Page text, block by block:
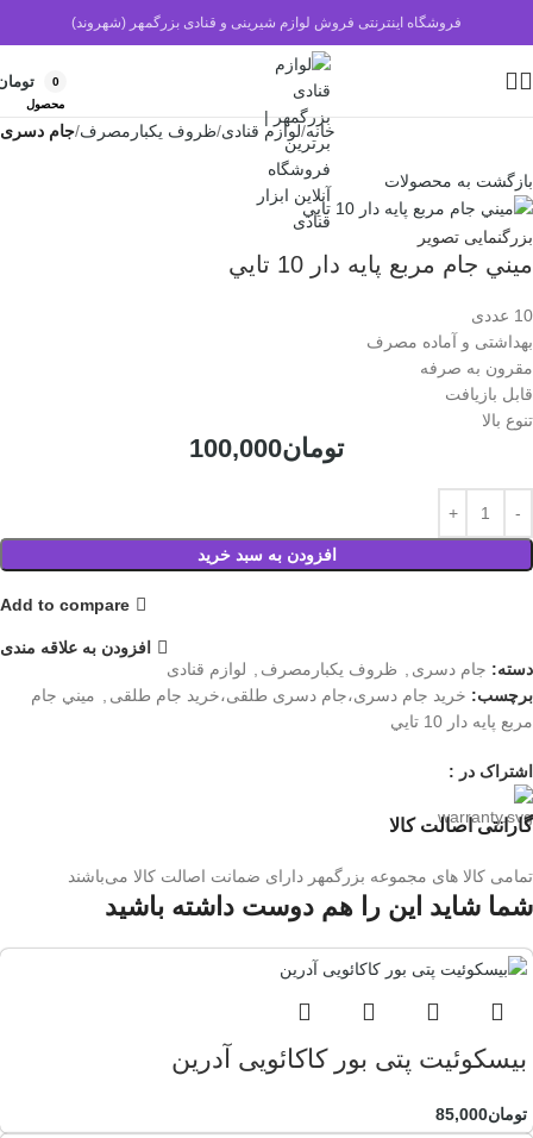
فروشگاه اینترنتی فروش لوازم شیرینی و قنادی بزرگمهر (شهروند)
0
محصول
خانه لوازم قنادی ظروف یکبارمصرف جام دسری
بازگشت به محصولات
بزرگنمایی تصویر
ميني جام مربع پايه دار 10 تايي
10 عددی
بهداشتی و آماده مصرف
مقرون به صرفه
قابل بازیافت
تنوع بالا
تومان100,000
افزودن به سبد خرید
Add to compare
افزودن به علاقه مندی
دسته: جام دسری ظروف یکبارمصرف
لوازم قنادی
برچسب: خرید جام دسری،جام دسری طلقی،خرید جام طلقی
ميني جام
مربع پايه دار 10 تايي
اشتراک در :
گارانتی اصالت کالا
تمامی کالا های مجموعه بزرگمهر دارای ضمانت اصالت کالا می‌باشند
شما شاید این را هم دوست داشته باشید
بیسکوئیت پتی بور کاکائویی آدرین
تومان85,000